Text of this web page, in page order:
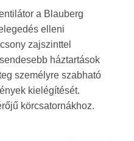
a Blauberg
elleni
zajszinttel
háztartások
személyre szabható
kielégítését.
körcsatornákhoz.